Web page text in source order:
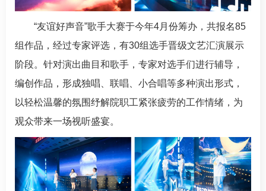
“友谊好声音”歌手大赛于今年4月份筹办，共报名85
组作品，经过专家评选，有30组选手晋级文艺汇演展示
阶段。针对演出曲目和歌手，专家对选手们进行辅导，
编创作品，形成独唱、联唱、小合唱等多种演出形式，
以轻松温馨的氛围纾解院职工紧张疲劳的工作情绪，为
观众带来一场视听盛宴。